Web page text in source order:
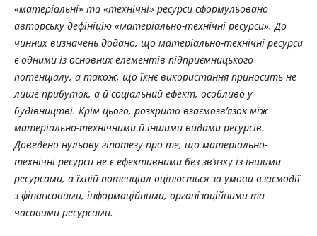
«матеріальні» та «технічні» ресурси сформульовано
авторську дефініцію «матеріально-технічні ресурси». До
чинних визначень додано, що матеріально-технічні ресурси
є одними із основних елементів підприємницького
потенціалу, а також, що їхнє використання приносить не
лише прибуток, а й соціальний ефект, особливо у
будівництві. Крім цього, розкрито взаємозв’язок між
матеріально-технічними й іншими видами ресурсів.
Доведено нульову гіпотезу про те, що матеріально-
технічні ресурси не є ефективними без зв’язку із іншими
ресурсами, а їхній потенціал оцінюється за умови взаємодії
з фінансовими, інформаційними, організаційними та
часовими ресурсами.